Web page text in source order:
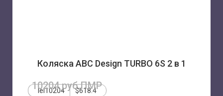
Коляска ABC Design TURBO 6S 2 в 1
10204 руб.ПМР
lei10204 $618.4